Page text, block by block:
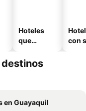
Hoteles
que
mascotas
con
destinos
en Guayaquil